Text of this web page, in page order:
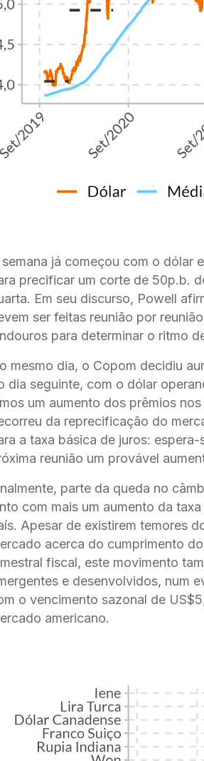
já começou com o dólar
precificar um corte de 50p.b.
Em seu discurso, Powell
ser feitas reunião por
para determinar o ritmo
mesmo dia, o Copom decidiu
dia seguinte, com o dólar
um aumento dos prêmios
da reprecificação do
a taxa básica de juros:
reunião um provável
parte da queda no
com mais um aumento da
Apesar de existirem temores
acerca do cumprimento
fiscal, este movimento
e desenvolvidos, num
o vencimento sazonal de
americano.